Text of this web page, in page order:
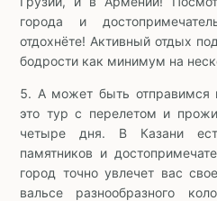
города и
отдохнёте! Активный отдых
бодрости как минимум на
5. А может быть отправимся
это тур с перелетом и
четыре дня. В Казани
памятников и
город точно увлечет вас
вальсе разнообразного